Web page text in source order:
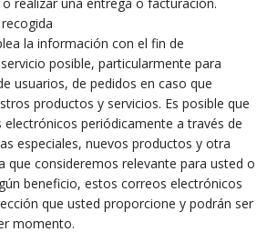
la información con el fin de
posible, particularmente para
usuarios, de pedidos en caso que
productos y servicios. Es posible que
electrónicos periódicamente a través de
especiales, nuevos productos y otra
que consideremos relevante para usted o
beneficio, estos correos electrónicos
que usted proporcione y podrán ser
momento.